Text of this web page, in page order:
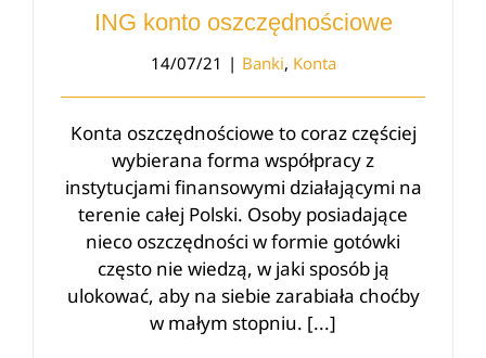
ING konto oszczędnościowe
14/07/21 | Banki, Konta
Konta oszczędnościowe to coraz częściej
wybierana forma współpracy z
instytucjami finansowymi działającymi na
terenie całej Polski. Osoby posiadające
nieco oszczędności w formie gotówki
często nie wiedzą, w jaki sposób ją
ulokować, aby na siebie zarabiała choćby
w małym stopniu. [...]